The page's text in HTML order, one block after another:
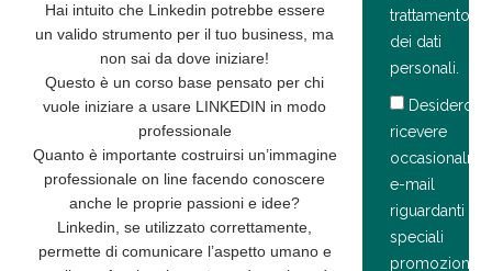
Hai intuito che Linkedin potrebbe essere
unvalido strumento per il tuo business, ma
non sai da dove iniziare!
Questo è uncorso base pensato per chi
vuole iniziare a usare LINKEDIN in modo
professionale
Quanto è importante costruirsi un’immagine
professionale on line facendo conoscere
anche le proprie passioni e idee?
Linkedin, se utilizzato correttamente,
permette di comunicare l’aspetto umano e
trattamento
dei dati
personali.
Desidero
ricevere
e-mail
riguardanti
speciali
promozioni,